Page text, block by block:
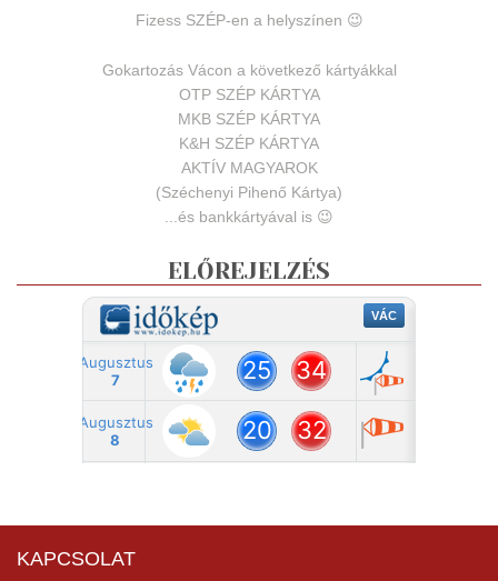
Fizess SZÉP-en a helyszínen 😉
Gokartozás Vácon a következő kártyákkal
OTP SZÉP KÁRTYA
MKB SZÉP KÁRTYA
K&H SZÉP KÁRTYA
AKTÍV MAGYAROK
(Széchenyi Pihenő Kártya)
...és bankkártyával is 😉
ELŐREJELZÉS
KAPCSOLAT